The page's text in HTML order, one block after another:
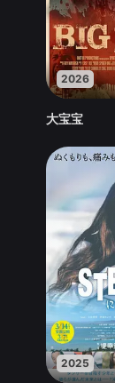
2026
大宝宝
2025